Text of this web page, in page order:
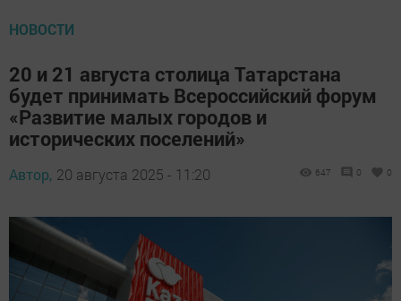
НОВОСТИ
20 и 21 августа столица Татарстана
будет принимать Всероссийский форум
«Развитие малых городов и
исторических поселений»
Автор, 20 августа 2025 - 11:20 647 0 0